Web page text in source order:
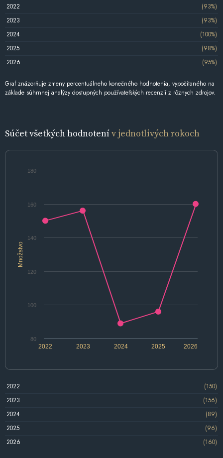
2022
(93%)
2023
(93%)
2024
(100%)
2025
(98%)
2026
(95%)
Graf znázorňuje zmeny percentuálneho konečného hodnotenia, vypočítaného na
základe súhrnnej analýzy dostupných používateľských recenzií z rôznych zdrojov.
Súčet všetkých hodnotenív jednotlivých rokoch
Množstvo
2022 2024 2026
2023 2025
80
100
120
140
160
180
2022
(150)
2023
(156)
2024
(89)
2025
(96)
2026
(160)